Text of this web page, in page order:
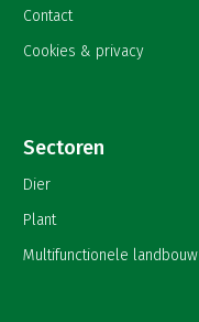
Contact
Cookies & privacy
Sectoren
Dier
Plant
Multifunctionele landbouw